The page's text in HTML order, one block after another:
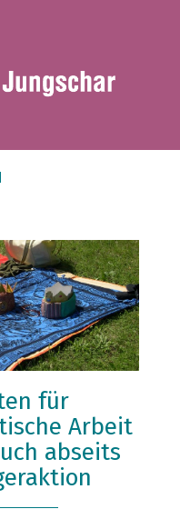
für
Arbeit
abseits